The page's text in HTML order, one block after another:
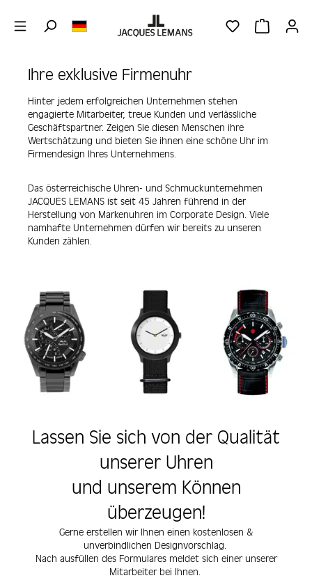
DU HAST 0
Ihre exklusive Firmenuhr
Hinter jedem erfolgreichen Unternehmen stehen
engagierte Mitarbeiter, treue Kunden und verlässliche
Geschäftspartner. Zeigen Sie diesen Menschen ihre
Wertschätzung und bieten Sie ihnen eine schöne Uhr im
Firmendesign Ihres Unternehmens.
Das österreichische Uhren- und Schmuckunternehmen
JACQUES LEMANS ist seit 45 Jahren führend in der
Herstellung von Markenuhren im Corporate Design. Viele
namhafte Unternehmen dürfen wir bereits zu unseren
Kunden zählen.
Lassen Sie sich von der Qualität
unserer Uhren
und unserem Können
überzeugen!
Gerne erstellen wir Ihnen einen kostenlosen &
unverbindlichen Designvorschlag.
Nach ausfüllen des Formulares meldet sich einer unserer
Mitarbeiter bei Ihnen.